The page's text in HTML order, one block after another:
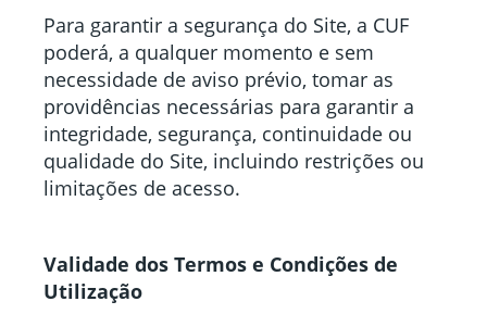
Para garantir a segurança do Site, a CUF
poderá, a qualquer momento e sem
necessidade de aviso prévio, tomar as
providências necessárias para garantir a
integridade, segurança, continuidade ou
qualidade do Site, incluindo restrições ou
limitações de acesso.
Validade dos Termos e Condições de
Utilização